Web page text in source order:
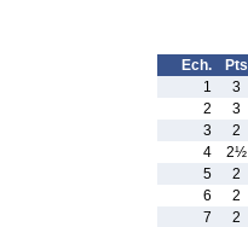
Ech. Pts
1
3
2
3
3
2
4
2½
5
2
6
2
7
2